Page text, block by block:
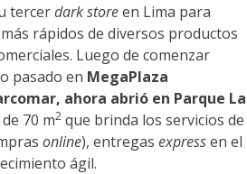
tercerdark storeen Lima para
rápidos de diversos productos
Luego de comenzar
pasado en MegaPlaza
ahora abrió en Parque La
70 m2 que brinda los servicios de
online), entregas expressen el
ágil.